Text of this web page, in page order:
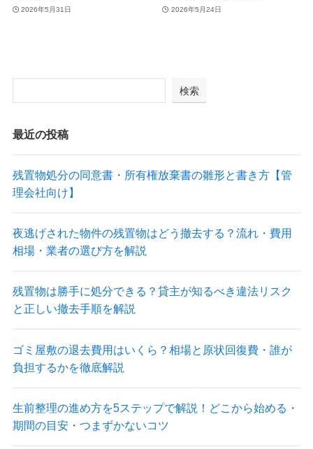
2026年5月31日 2026年5月24日
検索
最近の投稿
残置物処分の同意書・所有権放棄書の雛形と書き方【管
理会社向け】
夜逃げされた物件の残置物はどう撤去する？流れ・費用
相場・業者の選び方を解説
残置物は勝手に処分できる？貸主が知るべき違法リスク
と正しい撤去手順を解説
ゴミ屋敷の退去費用はいくら？相場と原状回復費・誰が
負担するかを徹底解説
生前整理の進め方を5ステップで解説！どこから始める・
期間の目安・つまずかないコツ